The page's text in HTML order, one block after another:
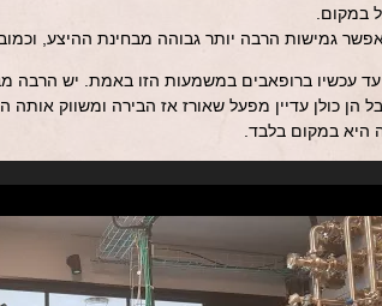
במקום.
גמישות הרבה יותר גבוהה מבחינת ההיצע,
עד עכשיו ברופאבים במשמעות הזו באמת. יש הרבה
הן כולן עדיין מפעל שאורז אז הבירה ומשווק אותה
היא במקום בלבד.